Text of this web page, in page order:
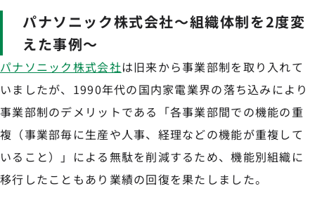
パナソニック株式会社〜組織体制を2度変
えた事例〜
パナソニック株式会社は旧来から事業部制を取り入れて
いましたが、1990年代の国内家電業界の落ち込みにより
事業部制のデメリットである「各事業部間での機能の重
複（事業部毎に生産や人事、経理などの機能が重複して
いること）」による無駄を削減するため、機能別組織に
移行したこともあり業績の回復を果たしました。